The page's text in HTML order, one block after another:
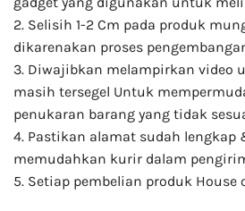
2. Selisih 1-2 Cm pada produk
dikarenakan proses
3. Diwajibkan melampirkan video
masih tersegel Untuk
penukaran barang yang tidak
4. Pastikan alamat sudah lengkap
memudahkan kurir dalam
5. Setiap pembelian produk House